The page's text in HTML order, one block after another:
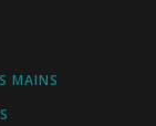
MAINS